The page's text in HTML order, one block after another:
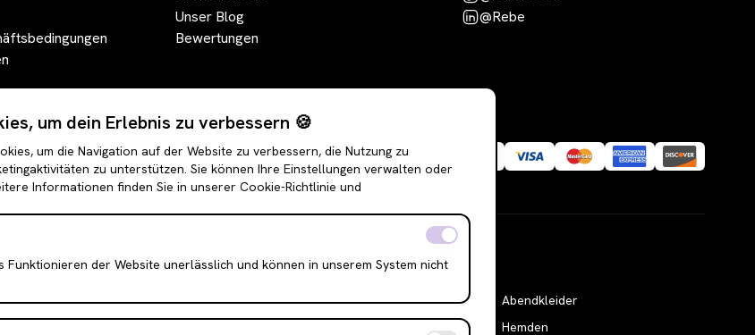
Unser Blog
Bewertungen
@Rebe
Puffer & Bomber Jacken
Leggings
Abendkleider
Hemden
um dein Erlebnis zu verbessern 🍪
um die Navigation auf der Website zu verbessern, die Nutzung zu
zu unterstützen. Sie können Ihre Einstellungen verwalten oder
Informationen finden Sie in unserer Cookie-Richtlinie und
Funktionieren der Website unerlässlich und können in unserem System nicht